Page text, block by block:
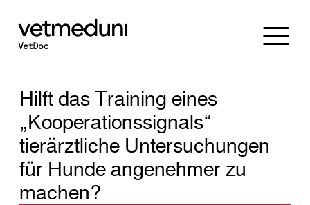
Hilft das Training eines
„Kooperationssignals“
tierärztliche Untersuchungen
für Hunde angenehmer zu
machen?